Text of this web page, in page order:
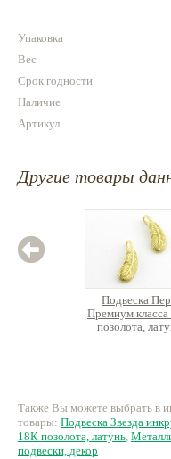
Упаковка
Вес
Срок годности
Наличие
Артикул
Другие товары
Подвеска
Премиум
позолота,
Также Вы можете выбрать в
товары: Подвеска Звезда
18К позолота, латунь,
подвески, декор